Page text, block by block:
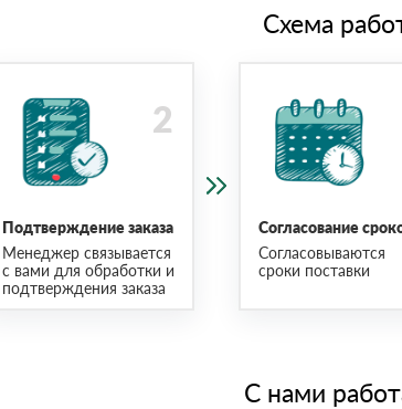
Схема
Подтверждение заказа
Менеджер связывается
с вами для обработки и
подтверждения заказа
Согласование
Согласовываются
сроки поставки
С нами